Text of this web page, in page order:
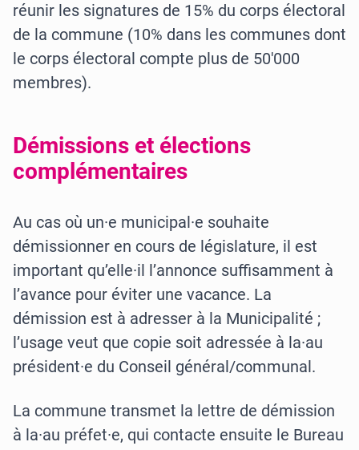
réunir les signatures de 15% du corps électoral
de la commune (10% dans les communes dont
le corps électoral compte plus de 50'000
membres).
Démissions et élections
complémentaires
Au cas où un·e municipal·e souhaite
démissionner en cours de législature, il est
important qu’elle·il l’annonce suffisamment à
l’avance pour éviter une vacance. La
démission est à adresser à la Municipalité ;
l’usage veut que copie soit adressée à la·au
président·e du Conseil général/communal.
La commune transmet la lettre de démission
à la·au préfet·e, qui contacte ensuite le Bureau